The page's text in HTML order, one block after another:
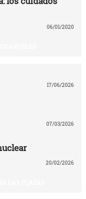
06/01/2020
17/06/2026
07/03/2026
20/02/2026